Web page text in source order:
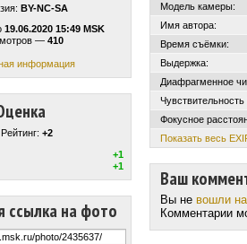
BY-NC-SA
19.06.2020 15:49 MSK
— 410
информация
Рейтинг: +2
+1
+1
ссылка на фото
Модель камеры:
Имя автора:
Время съёмки:
Выдержка:
Диафрагменное
Чувствительность
Фокусное
Показать весь
Ваш
Вы не вошли
Комментарии